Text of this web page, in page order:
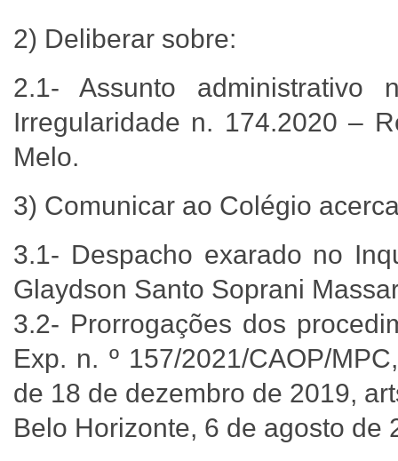
2) Deliberar sobre:
2.1- Assunto
Irregularidade n. 174.2020 –
Melo.
3) Comunicar ao Colégio
3.1- Despacho exarado no
Glaydson Santo Soprani
3.2- Prorrogações dos
Exp. n. º 157/2021/CAOP/
de 18 de dezembro de 2019,
Belo Horizonte, 6 de agosto de